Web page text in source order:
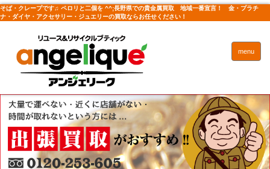
そば・クレープです♫ ペロリと二個を ^^;長野県での貴金属買取 地域一番宣言！ 金・プラチ
ナ・ダイヤ・アクセサリー・ジュエリーの買取ならお任せください！
menu